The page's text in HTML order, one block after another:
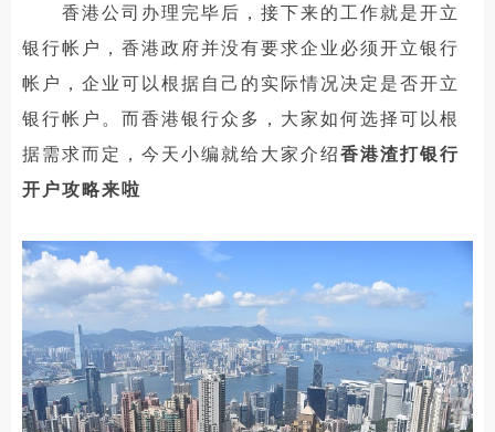
香港公司办理完毕后，接下来的工作就是开立
银行帐户，香港政府并没有要求企业必须开立银行
帐户，企业可以根据自己的实际情况决定是否开立
银行帐户。而香港银行众多，大家如何选择可以根
据需求而定，今天小编就给大家介绍香港渣打银行
开户攻略来啦